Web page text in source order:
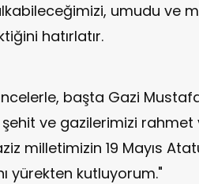
umudu ve
hatırlatır.
başta Gazi
ve gazilerimizi rahmet
milletimizin 19 Mayıs
yürekten kutluyorum."